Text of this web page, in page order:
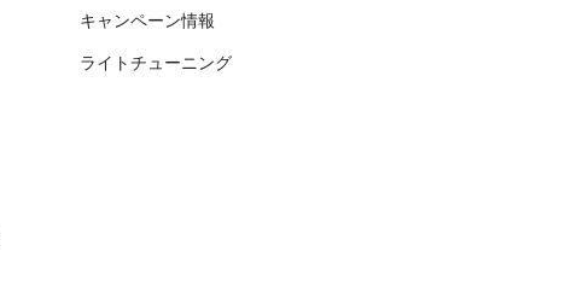
キャンペーン情報
ライトチューニング